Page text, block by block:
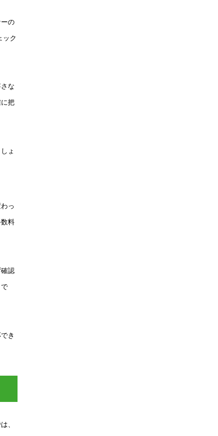
の
ック
な
把
ょ
っ
料
認
き
、